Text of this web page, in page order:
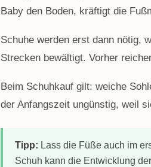
Baby den Boden, kräftigt die
Schuhe werden erst dann nötig,
Strecken bewältigt. Vorher
Beim Schuhkauf gilt: weiche
der Anfangszeit ungünstig, weil
Tipp: Lass die Füße auch im
Schuh kann die Entwicklung